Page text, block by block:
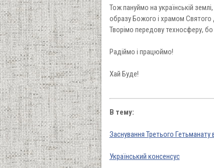
Тож пануймо на українській
образу Божого і храмом
Творімо передову техносферу,
Радіймо і працюймо!
Хай Буде!
В тему:
Заснування Третього
Український консенсус